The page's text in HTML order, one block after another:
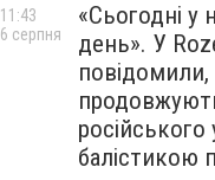
«Сьогодні у
день». У
російського
балістикою
11:43
6 серпня